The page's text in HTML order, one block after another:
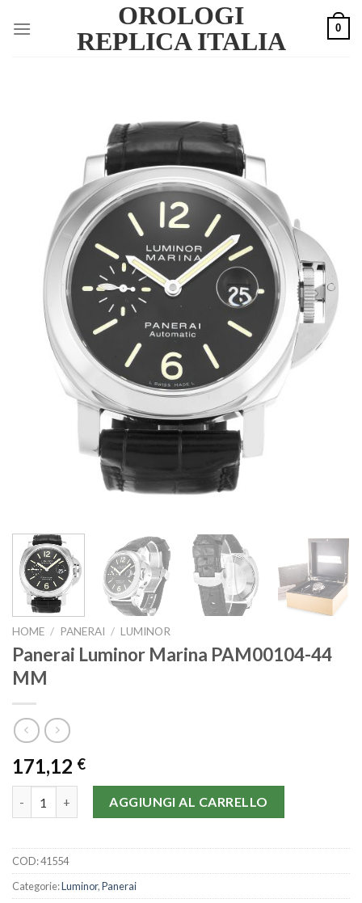
OROLOGI
REPLICA ITALIA
0
HOME / PANERAI / LUMINOR
Panerai Luminor Marina PAM00104-44
MM
171,12 €
AGGIUNGI AL CARRELLO
COD:41554
Categorie:Luminor,Panerai